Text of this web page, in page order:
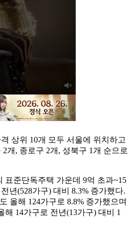
상위 10개 모두 서울에 위치하고
개, 종로구 2개, 성북구 1개 순으로
표준단독주택 가운데 9억 초과~15
년(528가구) 대비 8.3% 증가했다.
올해 124가구로 8.8% 증가했으며
해 14가구로 전년(13가구) 대비 1